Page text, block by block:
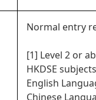
Normal entry
[1] Level 2 or
HKDSE
English
Chinese